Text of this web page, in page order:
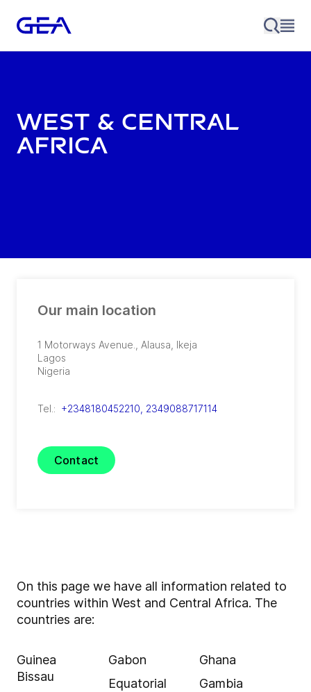
West & Central
Africa
Our main location
1 Motorways Avenue.
Alausa, Ikeja
Lagos
Nigeria
Tel.: +2348180452210, 2349088717114
Contact
On this page we have all information related to
countries within West and Central Africa. The
countries are:
Guinea
Bissau
Gabon
Equatorial
Ghana
Gambia